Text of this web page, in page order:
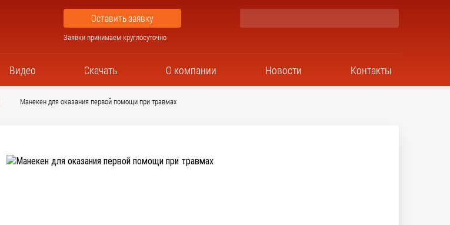
Оставить заявку
Заявки принимаем круглосуточно
Видео Скачать О компании Новости Контакты
Манекен для оказания первой помощи при травмах